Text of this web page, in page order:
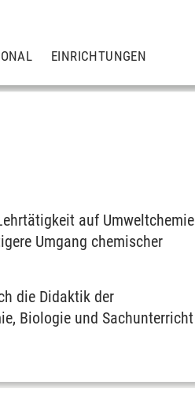
EINRICHTUNGEN
auf Umweltchemie
Umgang chemischer
die Didaktik der
Biologie und Sachunterricht